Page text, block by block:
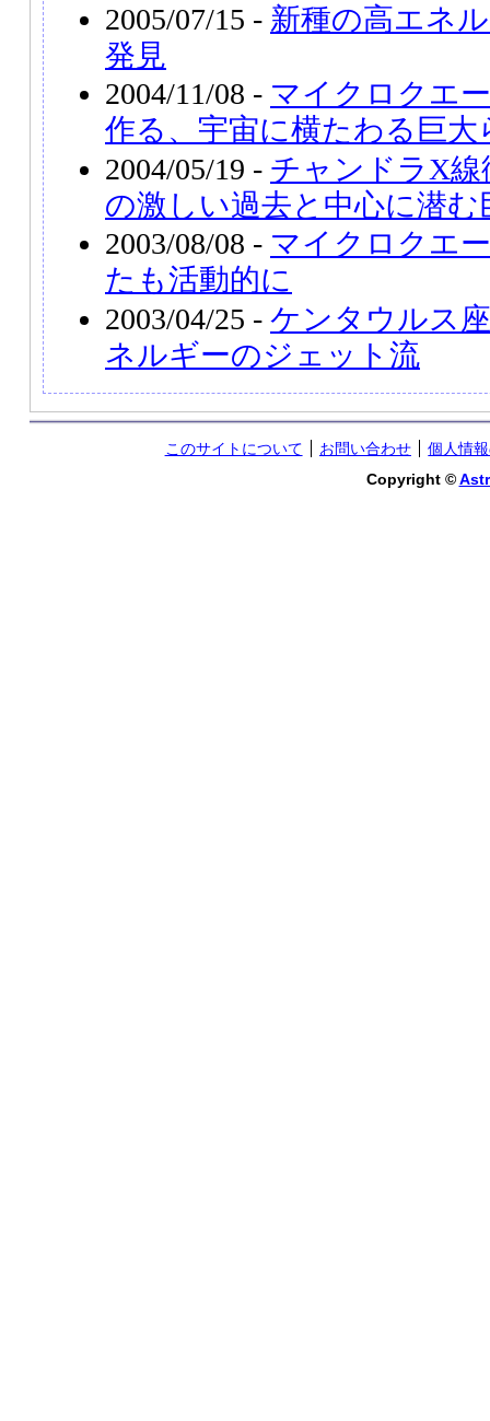
2005/07/15 - 新種の高エネ
発見
2004/11/08 - マイクロクエ
作る、宇宙に横たわる巨大
2004/05/19 - チャンドラX
の激しい過去と中心に潜
2003/08/08 - マイクロクエ
たも活動的に
2003/04/25 - ケンタウルス
ネルギーのジェット流
このサイトについて お問い合わせ
個人情
Copyright ©